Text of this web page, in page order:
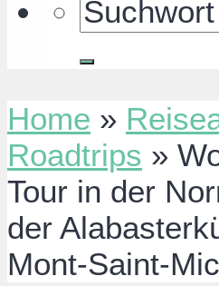
Home »
Roadtrips »
Tour in der
der
Mont-Saint-